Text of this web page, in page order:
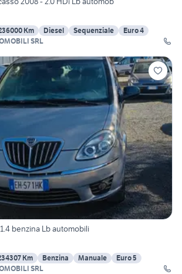
Km Diesel Sequenziale
Euro 4
LB AUTOMOBILI SRL
benzina Lb automobili
Km Benzina Manuale
Euro 5
LB AUTOMOBILI SRL